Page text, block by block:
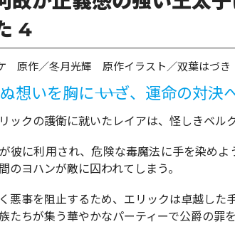
4
原作／冬月光輝 原作イラスト／双葉はづき
想いを胸に―― いざ、運命の対決へ
ックの護衛に就いたレイアは、怪しきベル
彼に利用され、危険な毒魔法に手を染め
のヨハンが敵に囚われてしまう。
悪事を阻止するため、エリックは卓越した
たちが集う華やかなパーティーで公爵の罪